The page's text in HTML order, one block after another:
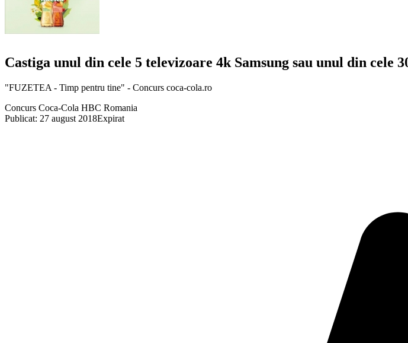
Castiga unul din cele 5 televizoare 4k Samsung sau unul din cele
"FUZETEA - Timp pentru tine" - Concurs coca-cola.ro
Concurs Coca-Cola HBC Romania
Publicat: 27 august 2018Expirat